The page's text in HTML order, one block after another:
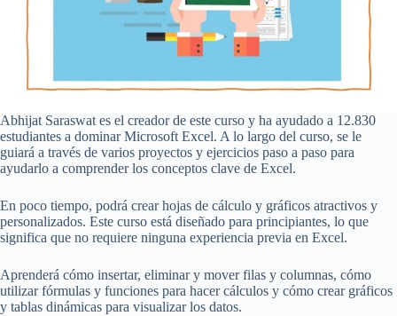
Abhijat Saraswat es el creador de este curso y ha ayudado a 12.830
estudiantes a dominar Microsoft Excel. A lo largo del curso, se le
guiará a través de varios proyectos y ejercicios paso a paso para
ayudarlo a comprender los conceptos clave de Excel.
En poco tiempo, podrá crear hojas de cálculo y gráficos atractivos y
personalizados. Este curso está diseñado para principiantes, lo que
significa que no requiere ninguna experiencia previa en Excel.
Aprenderá cómo insertar, eliminar y mover filas y columnas, cómo
utilizar fórmulas y funciones para hacer cálculos y cómo crear gráficos
y tablas dinámicas para visualizar los datos.